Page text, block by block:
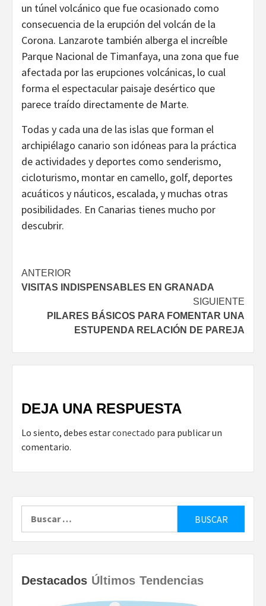
un túnel volcánico que fue ocasionado como
consecuencia de la erupción del volcán de la
Corona. Lanzarote también alberga el increíble
Parque Nacional de Timanfaya, una zona que fue
afectada por las erupciones volcánicas, lo cual
forma el espectacular paisaje desértico que
parece traído directamente de Marte.
Todas y cada una de las islas que forman el
archipiélago canario son idóneas para la práctica
de actividades y deportes como senderismo,
cicloturismo, montar en camello, golf, deportes
acuáticos y náuticos, escalada, y muchas otras
posibilidades. En Canarias tienes mucho por
descubrir.
Navegación
de
entradas
ANTERIOR
VISITAS INDISPENSABLES EN GRANADA
SIGUIENTE
PILARES BÁSICOS PARA FOMENTAR UNA
ESTUPENDA RELACIÓN DE PAREJA
DEJA UNA RESPUESTA
Lo siento, debes estarconectado para publicar un
comentario.
Destacados Últimos Tendencias